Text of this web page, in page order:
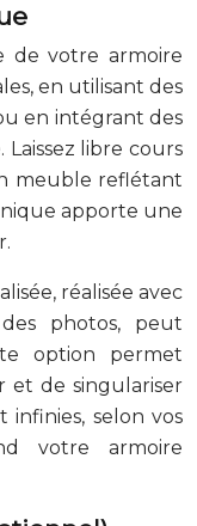
de votre armoire
en utilisant des
en intégrant des
libre cours
meuble reflétant
apporte une
réalisée avec
photos, peut
option permet
et de singulariser
infinies, selon vos
votre armoire